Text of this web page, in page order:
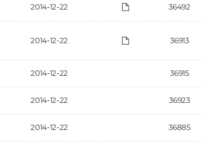
2014-12-22 36492
2014-12-22 36913
2014-12-22 36915
2014-12-22 36923
2014-12-22 36885